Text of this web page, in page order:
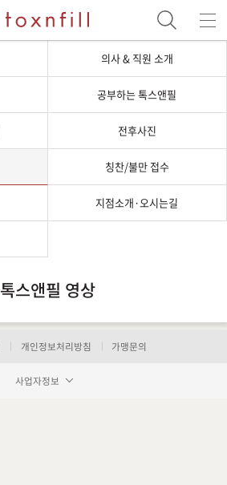
의사 & 직원 소개
공부하는 톡스앤필
전후사진
칭찬/불만 접수
지점소개·오시는길
톡스앤필 영상
개인정보처리방침 가맹문의
사업자정보